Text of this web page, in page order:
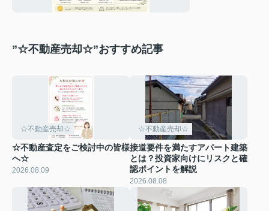
”☆不動産売却☆”おすすめ記事
☆不動産売却☆
☆不動産査定をご検討中の皆様
へ☆
2026.08.09
☆不動産売却☆
接道要件を満たすアパート建築
とは？投資家向けにリスクと確
認ポイントを解説
2026.08.08